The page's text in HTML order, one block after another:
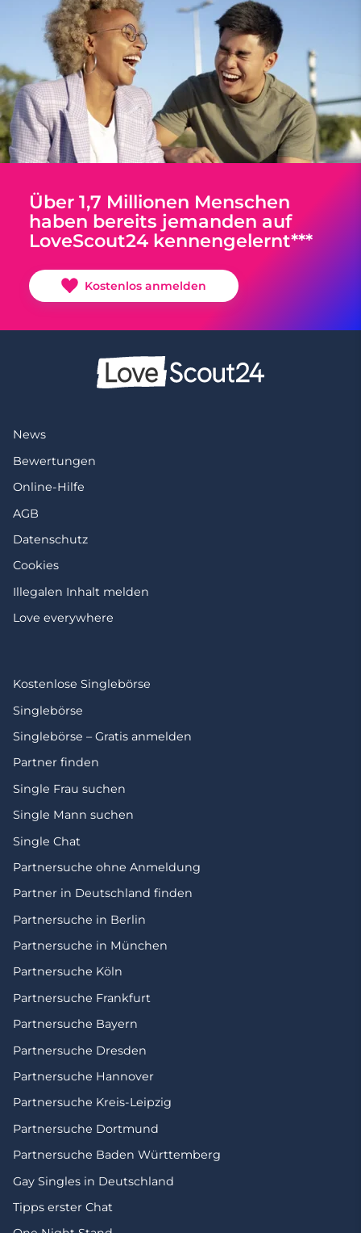
Über 1,7 Millionen Menschen
haben bereits jemanden auf
LoveScout24 kennengelernt***
Kostenlos anmelden
News
Bewertungen
Online-Hilfe
AGB
Datenschutz
Cookies
Illegalen Inhalt melden
Love everywhere
Kostenlose Singlebörse
Singlebörse
Singlebörse – Gratis anmelden
Partner finden
Single Frau suchen
Single Mann suchen
Single Chat
Partnersuche ohne Anmeldung
Partner in Deutschland finden
Partnersuche in Berlin
Partnersuche in München
Partnersuche Köln
Partnersuche Frankfurt
Partnersuche Bayern
Partnersuche Dresden
Partnersuche Hannover
Partnersuche Kreis-Leipzig
Partnersuche Dortmund
Partnersuche Baden Württemberg
Gay Singles in Deutschland
Tipps erster Chat